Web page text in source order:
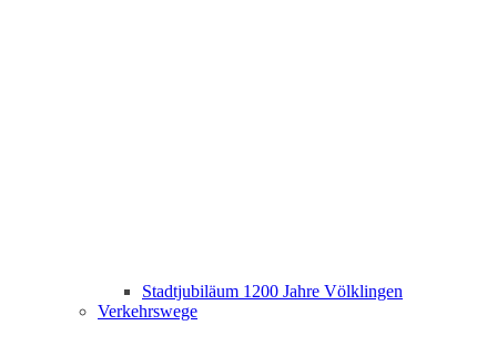
Stadtjubiläum 1200 Jahre Völklingen
Verkehrswege